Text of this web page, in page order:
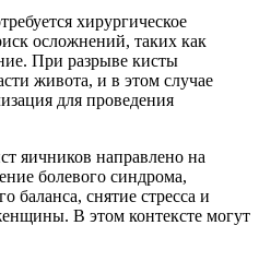
хирургическое
осложнений, таких как
При разрыве кисты
живота, и в этом случае
для проведения
яичников направлено на
болевого синдрома,
баланса, снятие стресса и
В этом контексте могут